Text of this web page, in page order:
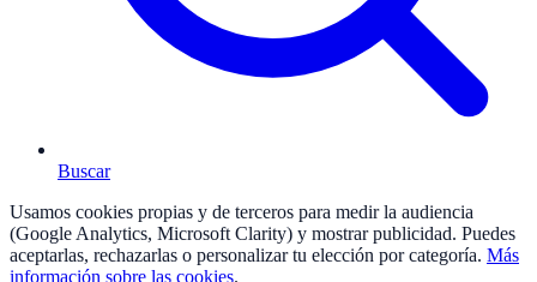
Buscar
Usamos cookies propias y de terceros para medir la audiencia
(Google Analytics, Microsoft Clarity) y mostrar publicidad. Puedes
aceptarlas, rechazarlas o personalizar tu elección por categoría. Más
información sobre las cookies.